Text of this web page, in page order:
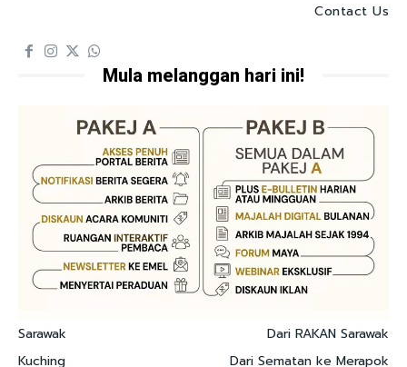
Contact Us
Mula melanggan hari ini!
Sarawak
Kuching
Dari RAKAN Sarawak
Dari Sematan ke Merapok